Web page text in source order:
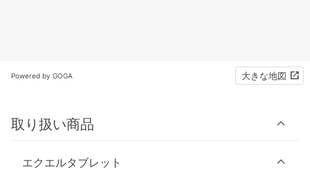
Powered by GOGA 大きな地図
取り扱い商品
エクエルタブレット